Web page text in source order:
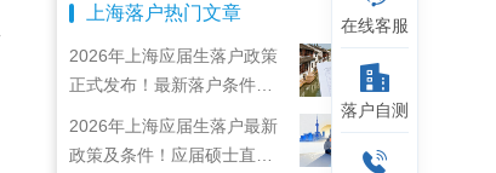
上海落户热门文章
2026年上海应届生落户政策
正式发布！最新落户条件及
流程解析！
2026年上海应届生落户最新
政策及条件！应届硕士直接
在线客服
落户自测